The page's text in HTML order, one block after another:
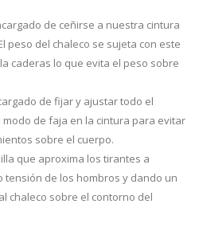
de ceñirse a nuestra cintura
peso del chaleco se sujeta con este
caderas lo que evita el peso sobre
de fijar y ajustar todo el
de faja en la cintura para evitar
sobre el cuerpo.
que aproxima los tirantes a
tensión de los hombros y dando un
chaleco sobre el contorno del